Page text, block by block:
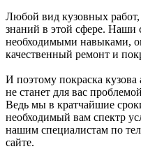
Любой вид кузовных
знаний в этой сфере. Наши
необходимыми навыками,
качественный ремонт и
И поэтому покраска
не станет для вас
Ведь мы в кратчайшие
необходимый вам спектр
нашим специалистам по
сайте.